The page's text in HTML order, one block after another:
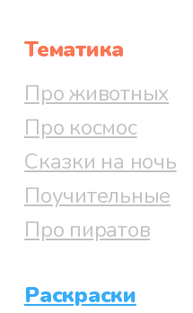
Тематика
Про животных
Про космос
Сказки на ночь
Поучительные
Про пиратов
Раскраски